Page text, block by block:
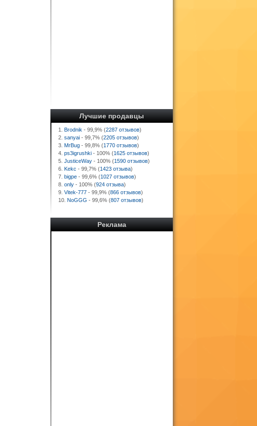
Лучшие продавцы
1. Brodnik - 99,9% (2287 отзывов)
2. sanyai - 99,7% (2205 отзывов)
3. MrBug - 99,8% (1770 отзывов)
4. ps3igrushki - 100% (1625 отзывов)
5. JusticeWay - 100% (1590 отзывов)
6. Kekc - 99,7% (1423 отзыва)
7. bigpe - 99,6% (1027 отзывов)
8. only - 100% (924 отзыва)
9. Vitek-777 - 99,9% (866 отзывов)
10. NoGGG - 99,6% (807 отзывов)
Реклама